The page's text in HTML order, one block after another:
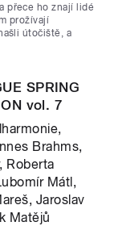
přece ho znají lidé
prožívají
útočiště, a
SPRING
vol. 7
Brahms,
Roberta
Mátl,
Jaroslav
Matějů